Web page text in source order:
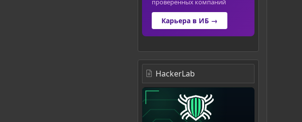
Карьера в ИБ →
HackerLab